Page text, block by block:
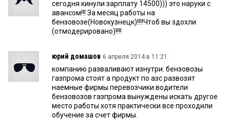
сегодня кинули зарплату 14500))) это наруки с
авансом!!! За месяц работы на
бензовозе(Новокузнецк)!!!!Чтоб вы здохли
(отмодерировано)!!!!
юрий домашов 6 апреля 2014 в 11:21:
компанию разваливают изнутри. бензовозы
газпрома стоят а продукт по азс развозят
наемные фирмы перевозчики.водители
бензовозов газпрома вынуждены искать другое
место работы хотя практически все проходили
обучение за счет фирмы.